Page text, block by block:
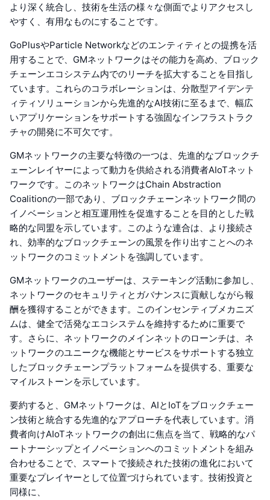
より深く統合し、技術を生活の様々な側面でよりアクセスし
やすく、有用なものにすることです。
GoPlusやParticle Networkなどのエンティティとの提携を活
用することで、GMネットワークはその能力を高め、ブロック
チェーンエコシステム内でのリーチを拡大することを目指し
ています。これらのコラボレーションは、分散型アイデンテ
ィティソリューションから先進的なAI技術に至るまで、幅広
いアプリケーションをサポートする強固なインフラストラク
チャの開発に不可欠です。
GMネットワークの主要な特徴の一つは、先進的なブロックチ
ェーンレイヤーによって動力を供給される消費者AIoTネット
ワークです。このネットワークはChain Abstraction
Coalitionの一部であり、ブロックチェーンネットワーク間の
イノベーションと相互運用性を促進することを目的とした戦
略的な同盟を示しています。このような連合は、より接続さ
れ、効率的なブロックチェーンの風景を作り出すことへのネ
ットワークのコミットメントを強調しています。
GMネットワークのユーザーは、ステーキング活動に参加し、
ネットワークのセキュリティとガバナンスに貢献しながら報
酬を獲得することができます。このインセンティブメカニズ
ムは、健全で活発なエコシステムを維持するために重要で
す。さらに、ネットワークのメインネットのローンチは、ネ
ットワークのユニークな機能とサービスをサポートする独立
したブロックチェーンプラットフォームを提供する、重要な
マイルストーンを示しています。
要約すると、GMネットワークは、AIとIoTをブロックチェー
ン技術と統合する先進的なアプローチを代表しています。消
費者向けAIoTネットワークの創出に焦点を当て、戦略的なパ
ートナーシップとイノベーションへのコミットメントを組み
合わせることで、スマートで接続された技術の進化において
重要なプレイヤーとして位置づけられています。技術投資と
同様に、